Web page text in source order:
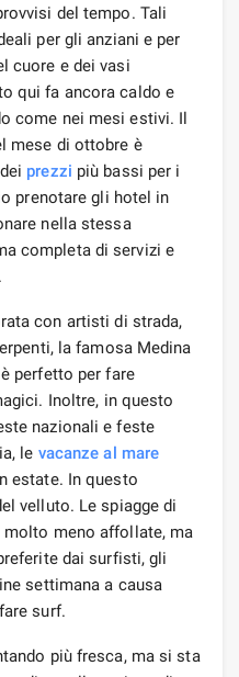
del tempo. Tali
per gli anziani e per
cuore e dei vasi
qui fa ancora caldo e
come nei mesi estivi. Il
mese di ottobre è
prezzi più bassi per i
prenotare gli hotel in
nella stessa
completa di servizi e
con artisti di strada,
la famosa Medina
perfetto per fare
Inoltre, in questo
nazionali e feste
le vacanze al mare
estate. In questo
velluto. Le spiagge di
meno affollate, ma
dai surfisti, gli
settimana a causa
surf.
più fresca, ma si sta